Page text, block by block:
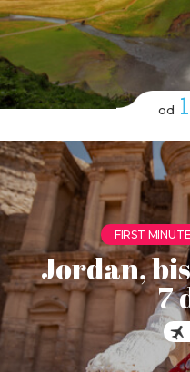
od
FIRST MINUTE
Jordan,
7